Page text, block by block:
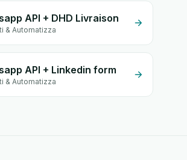
API + DHD Livraison
& Automatizza
API + Linkedin form
& Automatizza